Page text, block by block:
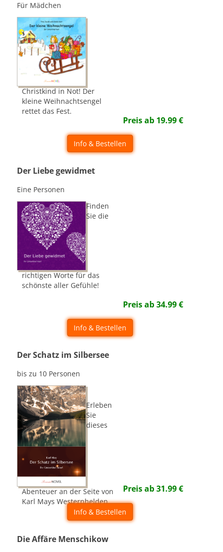
Für Mädchen
Christkind in Not! Der
kleine Weihnachtsengel
rettet das Fest.
Preis ab 19.99€
Info & Bestellen
Der Liebe gewidmet
Eine Personen
Finden
Sie die
richtigen Worte für das
schönste aller Gefühle!
Preis ab34.99€
Info & Bestellen
Der Schatz im Silbersee
bis zu 10 Personen
Erleben
Sie
dieses
Abenteuer an der Seite von
Karl Mays Westernhelden.
Preis ab31.99€
Info & Bestellen
Die Affäre Menschikow